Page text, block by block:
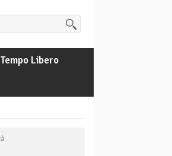
Tempo Libero